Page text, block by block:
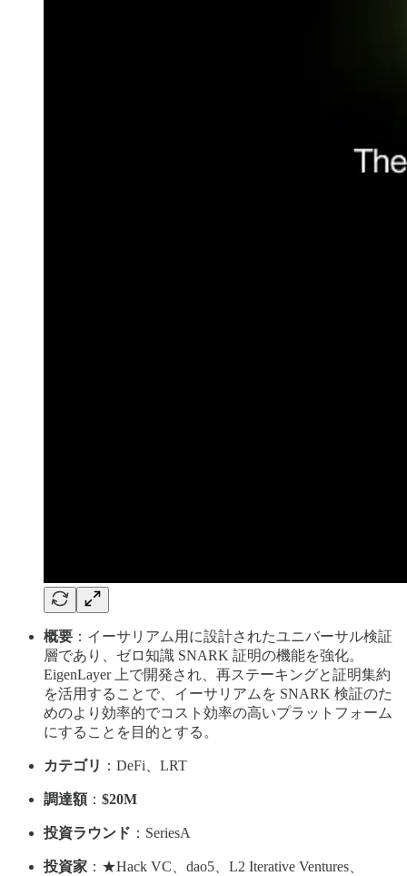
概要 ：イーサリアム用に設計されたユニバーサル検証
層であり、ゼロ知識 SNARK 証明の機能を強化。
EigenLayer 上で開発され、再ステーキングと証明集約
を活用することで、イーサリアムを SNARK 検証のた
めのより効率的でコスト効率の高いプラットフォーム
にすることを目的とする。
カテゴリ ：DeFi、LRT
調達額： $20M
投資ラウンド ：SeriesA
投資家 ：★Hack VC、dao5、L2 Iterative Ventures、